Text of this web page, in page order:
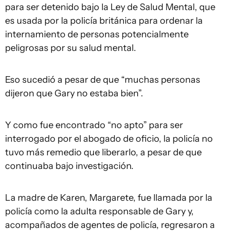
para ser detenido bajo la Ley de Salud Mental, que
es usada por la policía británica para ordenar la
internamiento de personas potencialmente
peligrosas por su salud mental.
Eso sucedió a pesar de que “muchas personas
dijeron que Gary no estaba bien”.
Y como fue encontrado “no apto” para ser
interrogado por el abogado de oficio, la policía no
tuvo más remedio que liberarlo, a pesar de que
continuaba bajo investigación.
La madre de Karen, Margarete, fue llamada por la
policía como la adulta responsable de Gary y,
acompañados de agentes de policía, regresaron a